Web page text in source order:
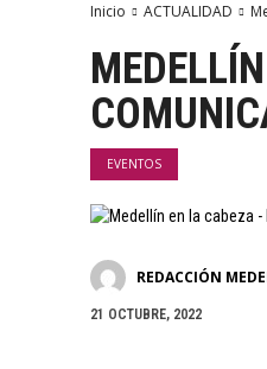
Inicio ACTUALIDAD
EVENTOS
REDACCIÓN
21 OCTUBRE, 2022